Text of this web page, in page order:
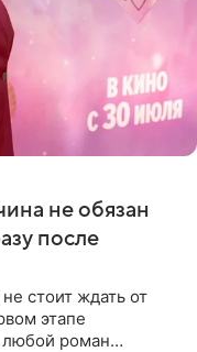
не обязан
после
стоит ждать от
этапе
любой роман